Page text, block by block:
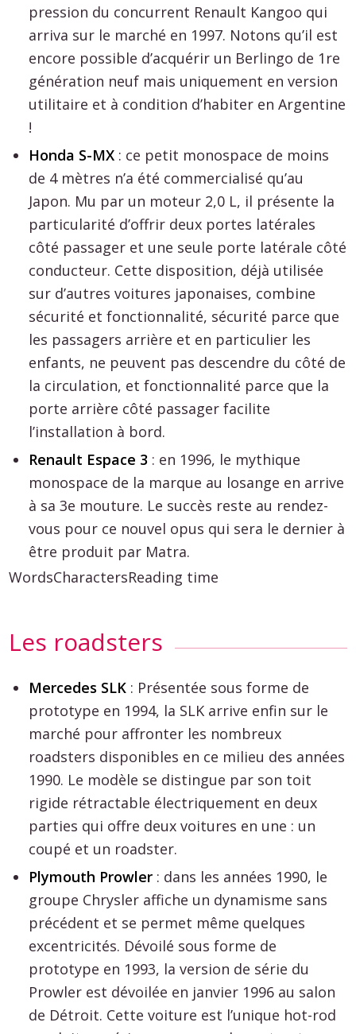
pression du concurrent Renault Kangoo qui
arriva sur le marché en 1997. Notons qu’il est
encore possible d’acquérir un Berlingo de 1re
génération neuf mais uniquement en version
utilitaire et à condition d’habiter en Argentine
!
Honda S-MX : ce petit monospace de moins
de 4 mètres n’a été commercialisé qu’au
Japon. Mu par un moteur 2,0 L, il présente la
particularité d’offrir deux portes latérales
côté passager et une seule porte latérale côté
conducteur. Cette disposition, déjà utilisée
sur d’autres voitures japonaises, combine
sécurité et fonctionnalité, sécurité parce que
les passagers arrière et en particulier les
enfants, ne peuvent pas descendre du côté de
la circulation, et fonctionnalité parce que la
porte arrière côté passager facilite
l’installation à bord.
Renault Espace 3 : en 1996, le mythique
monospace de la marque au losange en arrive
à sa 3e mouture. Le succès reste au rendez-
vous pour ce nouvel opus qui sera le dernier à
être produit par Matra.
WordsCharactersReading time
Les roadsters
Mercedes SLK : Présentée sous forme de
prototype en 1994, la SLK arrive enfin sur le
marché pour affronter les nombreux
roadsters disponibles en ce milieu des années
1990. Le modèle se distingue par son toit
rigide rétractable électriquement en deux
parties qui offre deux voitures en une : un
coupé et un roadster.
Plymouth Prowler : dans les années 1990, le
groupe Chrysler affiche un dynamisme sans
précédent et se permet même quelques
excentricités. Dévoilé sous forme de
prototype en 1993, la version de série du
Prowler est dévoilée en janvier 1996 au salon
de Détroit. Cette voiture est l’unique hot-rod